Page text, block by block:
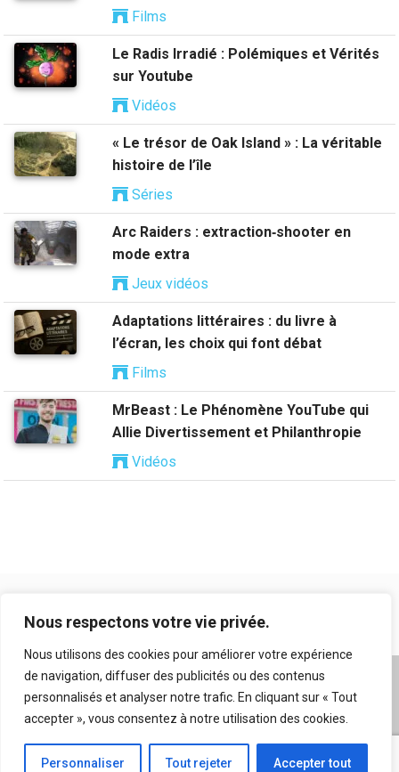
Nous respectons votre vie privée.
Nous utilisons des cookies pour améliorer votre expérience
de navigation, diffuser des publicités ou des contenus
personnalisés et analyser notre trafic. En cliquant sur « Tout
accepter », vous consentez à notre utilisation des cookies.
Personnaliser Tout rejeter Accepter tout
Films
Le Radis Irradié : Polémiques et Vérités
sur Youtube
Vidéos
« Le trésor de Oak Island » : La véritable
histoire de l’île
Séries
Arc Raiders : extraction‑shooter en
mode extra
Jeux vidéos
Adaptations littéraires : du livre à
l’écran, les choix qui font débat
Films
MrBeast : Le Phénomène YouTube qui
Allie Divertissement et Philanthropie
Vidéos
A propos|Mentions légales|Conditions générales
d’utilisation|Flux RSS| Nos auteurs|Archives|
Suggestion de contenu